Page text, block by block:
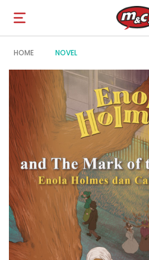
Open
navigation
HOME NOVEL